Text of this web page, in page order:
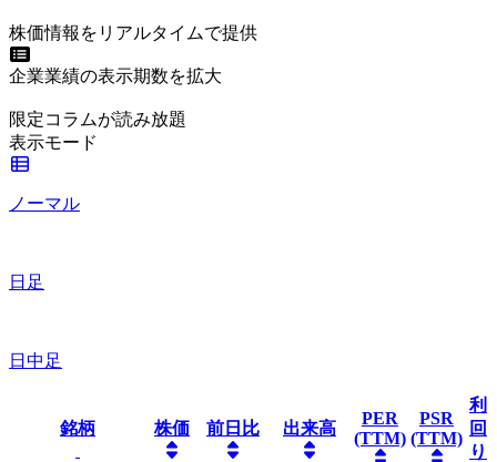
株価情報をリアルタイムで提供
企業業績の表示期数を拡大
限定コラムが読み放題
表示モード
ノーマル
日足
日中足
銘柄 株価 前日比 出来高
PER
(TTM)
PSR
(TTM)
利
回
り